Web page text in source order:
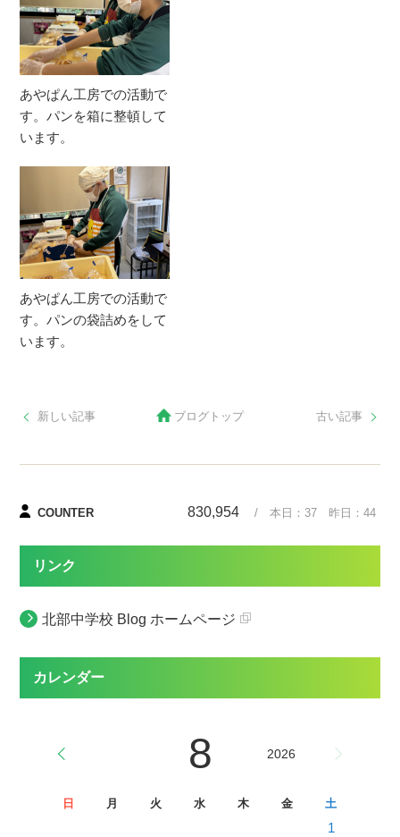
あやぱん工房での活動で
す。パンを箱に整頓して
います。
あやぱん工房での活動で
す。パンの袋詰めをして
います。
新しい記事 古い記事
ブログトップ
COUNTER 830,954 / 本日： 37昨日： 44
リンク
北部中学校 Blog ホームページ
カレンダー
8 2026
日 月 火 水 木 金 土
1